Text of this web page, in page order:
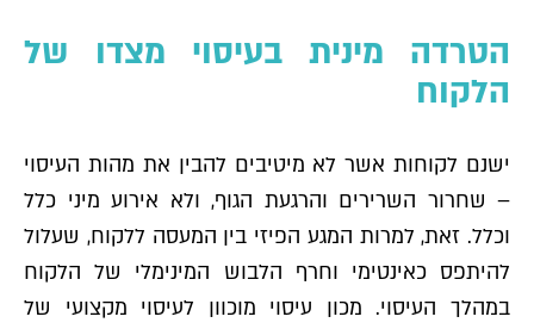
הטרדה מינית בעיסוי מצדו של
הלקוח
ישנם לקוחות אשר לא מיטיבים להבין את מהות העיסוי
– שחרור השרירים והרגעת הגוף, ולא אירוע מיני כלל
וכלל. זאת, למרות המגע הפיזי בין המעסה ללקוח, שעלול
להיתפס כאינטימי וחרף הלבוש המינימלי של הלקוח
במהלך העיסוי. מכון עיסוי מוכוון לעיסוי מקצועי של